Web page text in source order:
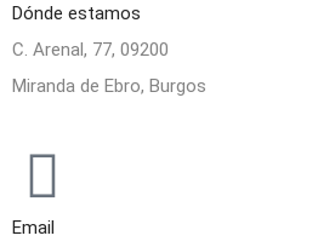
Dónde estamos
C. Arenal, 77, 09200
Miranda de Ebro, Burgos
Email